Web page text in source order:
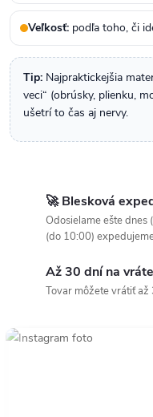
Veľkosť: podľa toho, či
Tip: Najpraktickejšia
veci“ (obrúsky, plienku,
ušetrí to čas aj nervy.
🚀 Blesková
Odosielame ešte
(do 10:00)
Až 30 dní na
Tovar môžete vrátiť